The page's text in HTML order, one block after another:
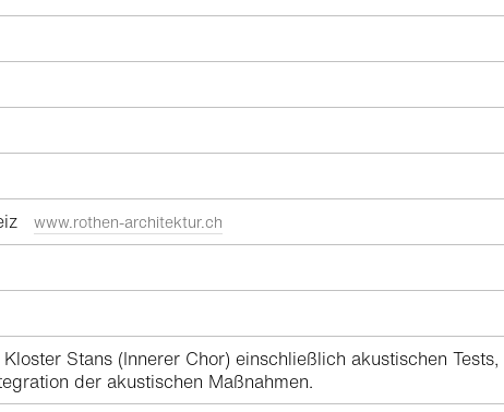
www.rothen-architektur.ch
Stans (Innerer Chor) einschließlich akustischen
der akustischen Maßnahmen.